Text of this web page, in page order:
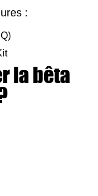
:
la bêta